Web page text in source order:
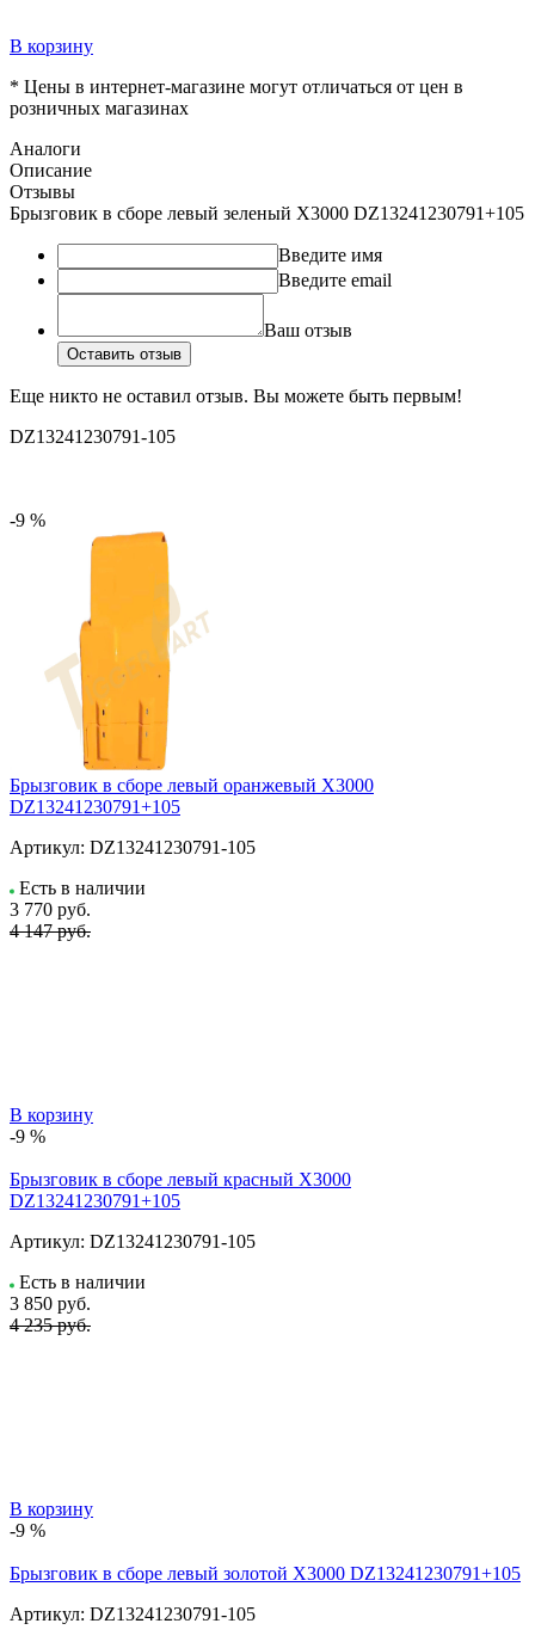
В корзину
* Цены в интернет-магазине могут отличаться от цен в
розничных магазинах
Аналоги
Описание
Отзывы
Брызговик в сборе левый зеленый X3000 DZ13241230791+105
Введите имя
Введите email
Ваш отзыв
Оставить отзыв
Еще никто не оставил отзыв. Вы можете быть первым!
DZ13241230791-105
-9 %
Брызговик в сборе левый оранжевый X3000
DZ13241230791+105
Артикул: DZ13241230791-105
Есть в наличии
3 770 руб.
4 147 руб.
В корзину
-9 %
Брызговик в сборе левый красный X3000
DZ13241230791+105
Артикул: DZ13241230791-105
Есть в наличии
3 850 руб.
4 235 руб.
В корзину
-9 %
Брызговик в сборе левый золотой X3000 DZ13241230791+105
Артикул: DZ13241230791-105